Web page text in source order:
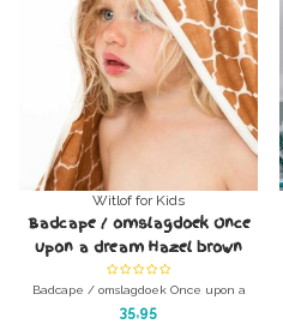
Witlof for Kids
Badcape / omslagdoek Once
upon a dream Hazel brown
Badcape / omslagdoek Once upon a
dream Hazel brown
35,95